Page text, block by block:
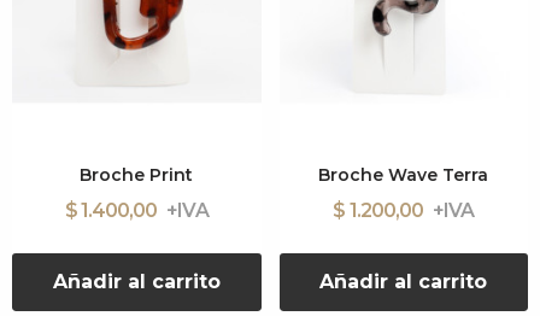
Broche Print
$ 1.400,00
Añadir al carrito
Broche Wave Terra
$ 1.200,00
Añadir al carrito